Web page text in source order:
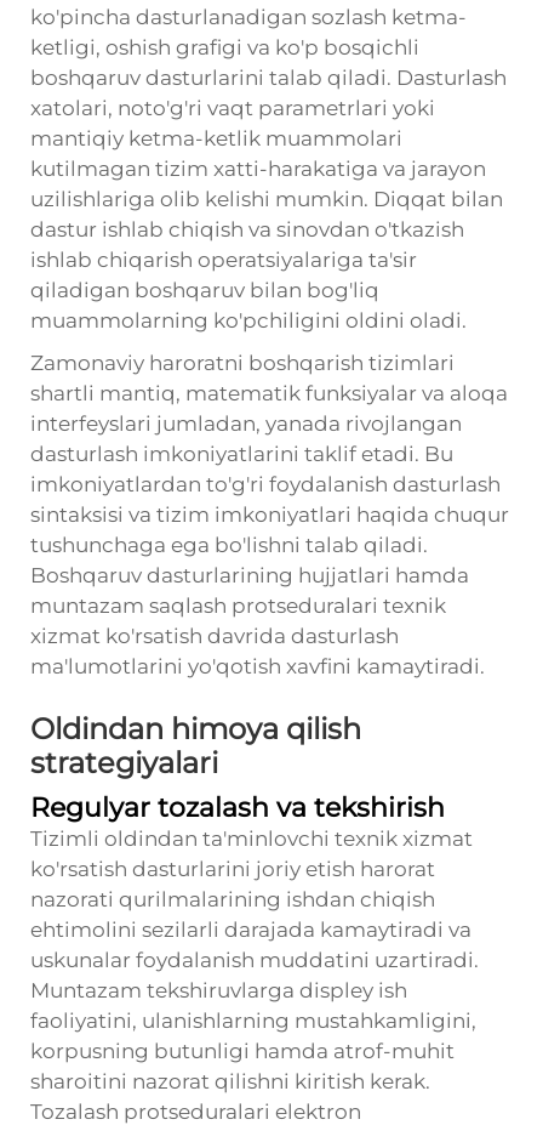
ko'pincha dasturlanadigan sozlash ketma-
ketligi, oshish grafigi va ko'p bosqichli
boshqaruv dasturlarini talab qiladi. Dasturlash
xatolari, noto'g'ri vaqt parametrlari yoki
mantiqiy ketma-ketlik muammolari
kutilmagan tizim xatti-harakatiga va jarayon
uzilishlariga olib kelishi mumkin. Diqqat bilan
dastur ishlab chiqish va sinovdan o'tkazish
ishlab chiqarish operatsiyalariga ta'sir
qiladigan boshqaruv bilan bog'liq
muammolarning ko'pchiligini oldini oladi.
Zamonaviy haroratni boshqarish tizimlari
shartli mantiq, matematik funksiyalar va aloqa
interfeyslari jumladan, yanada rivojlangan
dasturlash imkoniyatlarini taklif etadi. Bu
imkoniyatlardan to'g'ri foydalanish dasturlash
sintaksisi va tizim imkoniyatlari haqida chuqur
tushunchaga ega bo'lishni talab qiladi.
Boshqaruv dasturlarining hujjatlari hamda
muntazam saqlash protseduralari texnik
xizmat ko'rsatish davrida dasturlash
ma'lumotlarini yo'qotish xavfini kamaytiradi.
Oldindan himoya qilish
strategiyalari
Regulyar tozalash va tekshirish
Tizimli oldindan ta'minlovchi texnik xizmat
ko'rsatish dasturlarini joriy etish harorat
nazorati qurilmalarining ishdan chiqish
ehtimolini sezilarli darajada kamaytiradi va
uskunalar foydalanish muddatini uzartiradi.
Muntazam tekshiruvlarga displey ish
faoliyatini, ulanishlarning mustahkamligini,
korpusning butunligi hamda atrof-muhit
sharoitini nazorat qilishni kiritish kerak.
Tozalash protseduralari elektron